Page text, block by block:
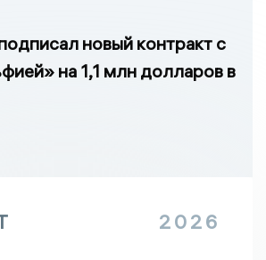
новый контракт с
на 1,1 млн долларов в
2026